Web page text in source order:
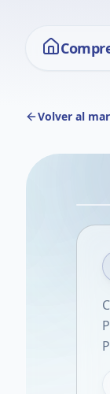
Volver al